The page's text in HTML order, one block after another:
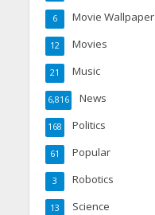
Movie Wallpaper
6
Movies
12
Music
21
News
6,816
Politics
168
Popular
61
Robotics
3
Science
13